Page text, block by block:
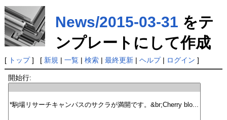
News/2015-03-31 をテ
ンプレートにして作成
[ トップ] [ 新規 | 一覧| 検索| 最終更新| ヘルプ| ログイン ]
開始行: